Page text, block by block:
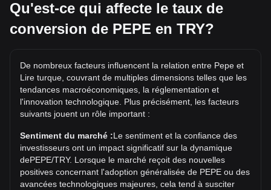
populaires. Par exemple, 5 TRY équivalent à 37,214.16
PEPE, tandis que 5 PEPE coûtent environ 0.0006718TRY.
₺0.001344. Il reste à voir si la valeur de 1 PEPE/TRY
dépassera le record historique actuel.
Quelle est la tendance des prix de en TRY ?
Au cours des 7 derniers jours, le taux de change de Pepe
(PEPE) a augmenté de 2.66%. Au cours du mois dernier, le
taux de change de Pepe (PEPE) a augmenté de 5.54% par
rapport à Lire turque (TRY).
Qu'est-ce qui affecte le taux de
conversion de PEPE en TRY?
De nombreux facteurs influencent la relation entre Pepe et
Lire turque, couvrant de multiples dimensions telles que les
tendances macroéconomiques, la réglementation et
l'innovation technologique. Plus précisément, les facteurs
suivants jouent un rôle important :
Sentiment du marché :Le sentiment et la confiance des
investisseurs ont un impact significatif sur la dynamique
dePEPE/TRY. Lorsque le marché reçoit des nouvelles
positives concernant l'adoption généralisée de PEPE ou des
avancées technologiques majeures, cela tend à susciter